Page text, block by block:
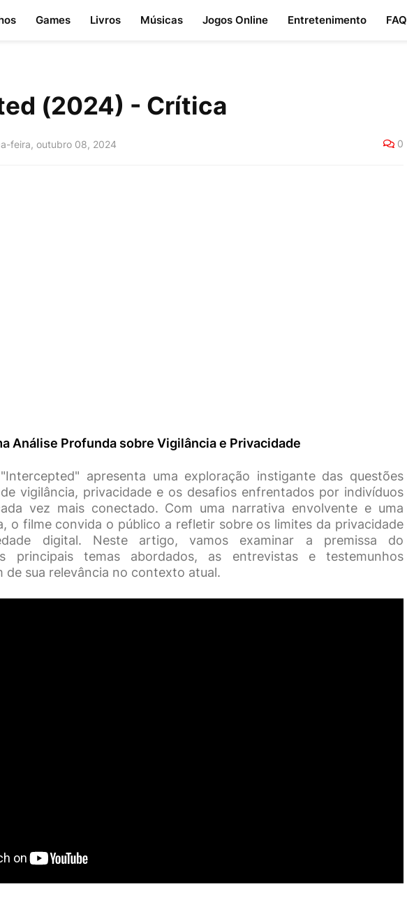
Games Livros Músicas Jogos Online Entretenimento FAQ
(2024) - Crítica
feira, outubro 08, 2024 0
Análise Profunda sobre Vigilância e Privacidade
apresenta uma exploração instigante das questões
vigilância, privacidade e os desafios enfrentados por indivíduos
vez mais conectado. Com uma narrativa envolvente e uma
o filme convida o público a refletir sobre os limites da privacidade
digital. Neste artigo, vamos examinar a premissa do
principais temas abordados, as entrevistas e testemunhos
de sua relevância no contexto atual.